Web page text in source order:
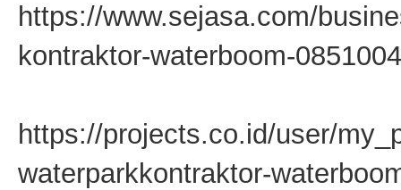
https://www.sejasa.com/
kontraktor-waterboom-
https://projects.co.id/user/
waterparkkontraktor-